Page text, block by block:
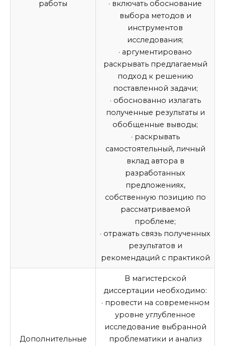
работы
· включать обоснование
выбора методов и
инструментов
исследования;
· аргументировано
раскрывать предлагаемый
подход к решению
поставленной задачи;
· обоснованно излагать
полученные результаты и
обобщенные выводы;
· раскрывать
самостоятельный, личный
вклад автора в
разработанных
предложениях,
собственную позицию по
рассматриваемой
проблеме;
· отражать связь полученных
результатов и
рекомендаций с практикой
Дополнительные
В магистерской
диссертации необходимо:
· провести на современном
уровне углубленное
исследование выбранной
проблематики и анализ